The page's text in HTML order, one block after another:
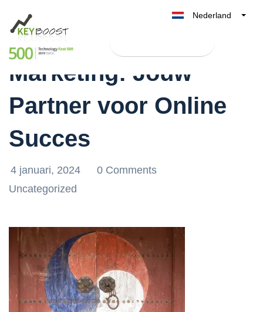
Nederland
België
UK
Sam Online
Marketing: Jouw
Partner voor Online
Succes
4 januari, 2024
0 Comments
Uncategorized